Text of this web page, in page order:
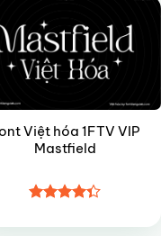
Việt hóa 1FTV VIP
Mastfield
hạng4.35